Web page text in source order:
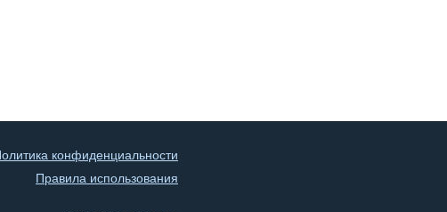
конфиденциальности
Правила использования